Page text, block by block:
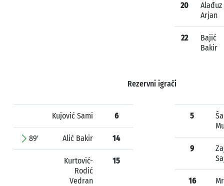
20
Alađuz
Arjan
22
Bajić
Bakir
Rezervni igrači
Kujović Sami 6
89' Alić Bakir 14
Kurtović-
Rodić
Vedran
15
5
9
16